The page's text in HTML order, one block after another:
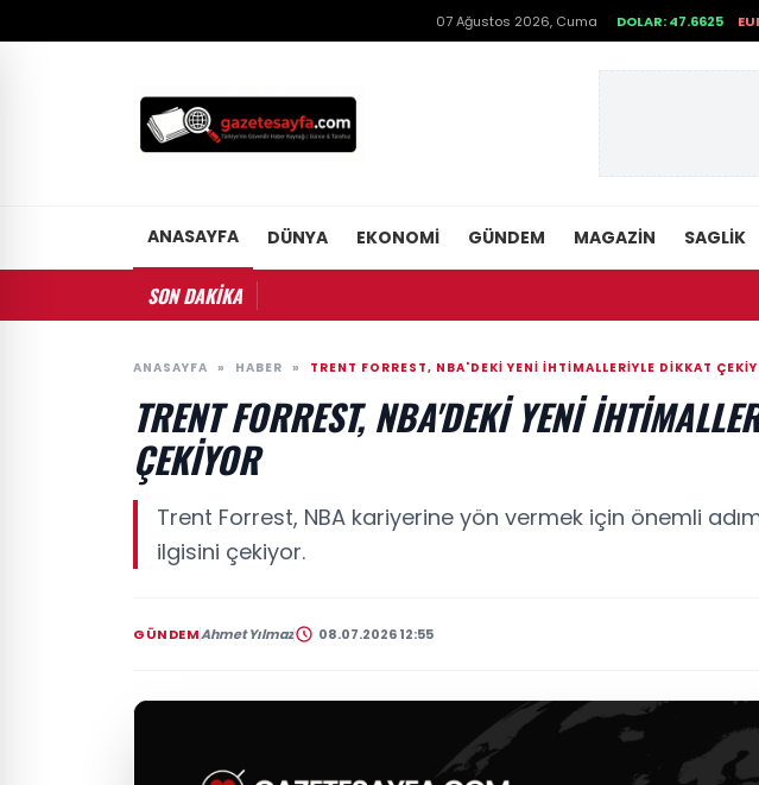
07 Ağustos 2026, Cuma DOLAR: 47.6625
ANASAYFA DÜNYA EKONOMI GÜNDEM MAGAZIN SAGLIK
SON DAKİKA
ANASAYFA » HABER » TRENT FORREST, NBA'DEKI YENI İHTIMALLERIYLE DIKKAT
TRENT FORREST, NBA'DEKI YENI
ÇEKIYOR
Trent Forrest, NBA kariyerine yön vermek için önemli
ilgisini çekiyor.
GÜNDEMAhmet Yılmaz 08.07.2026 12:55